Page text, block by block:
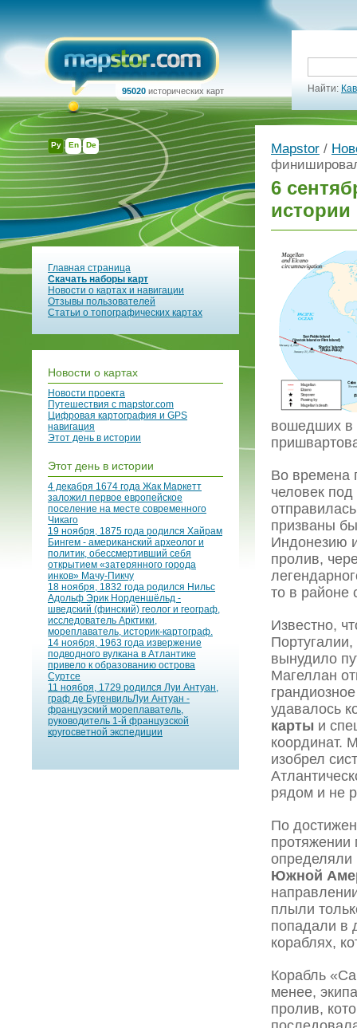
Ру En De
95020 исторических карт Найти:
Главная страница
Скачать наборы карт
Новости о картах и навигации
Отзывы пользователей
Статьи о топографических картах
Новости о картах
Новости проекта
Путешествия с mapstor.com
Цифровая картография и GPS
навигация
Этот день в истории
Этот день в истории
4 декабря 1674 года Жак Маркетт
заложил первое европейское
поселение на месте современного
Чикаго
19 ноября, 1875 года родился Хайрам
Бингем - американский археолог и
политик, обессмертивший себя
открытием «затерянного города
инков» Мачу-Пикчу
18 ноября, 1832 года родился Нильс
Адольф Эрик Норденшёльд -
шведский (финский) геолог и географ,
исследователь Арктики,
мореплаватель, историк-картограф.
14 ноября, 1963 года извержение
подводного вулкана в Атлантике
привело к образованию острова
Суртсе
11 ноября, 1729 родился Луи Антуан,
граф де БугенвильЛуи Антуан -
французский мореплаватель,
руководитель 1-й французской
кругосветной экспедиции
Mapstor /
6
истории
вошедших в
Во времена
человек
призваны
Индонезию
пролив,
то в районе
Известно,
вынудило
Магеллан
удавалось
карты и
координат.
изобрел
рядом и не
По
протяжении
Южной
плыли
попадали в
кораблях,
Корабль
менее,
пролив,